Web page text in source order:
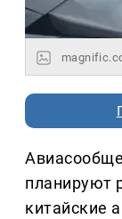
планируют
китайские